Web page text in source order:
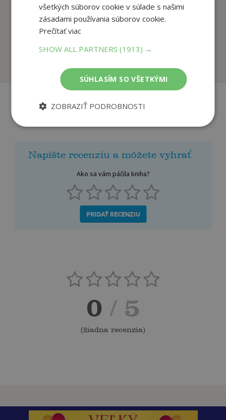
Morgavsa a Morgana
Dračie pestúnky
Štěky Broka Špindíry
Napíšte recenziu a môžete vyhrať
Ako sa vám páčila kniha?
PRIDAŤ RECENZIU
0 / 5
(žiadna recenzia)
všetkých súborov cookie v súlade s našimi
zásadami používania súborov cookie.
Prečítať viac
SHOW ALL PARTNERS(1913) →
SÚHLASÍM SO VŠETKÝMI
ZOBRAZIŤ PODROBNOSTI